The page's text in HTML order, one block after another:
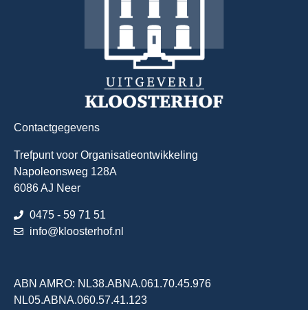
Contactgegevens
Trefpunt voor Organisatieontwikkeling
Napoleonsweg 128A
6086 AJ Neer
0475 - 59 71 51
info@kloosterhof.nl
ABN AMRO: NL38.ABNA.061.70.45.976
NL05.ABNA.060.57.41.123